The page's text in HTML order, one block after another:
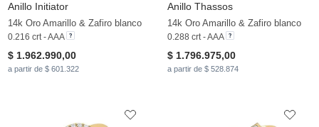
Anillo Initiator
14k Oro Amarillo & Zafiro blanco
0.216 crt - AAA
$ 1.962.990,00
a partir de $ 601.322
Anillo Thassos
14k Oro Amarillo & Zafiro blanco
0.288 crt - AAA
$ 1.796.975,00
a partir de $ 528.874